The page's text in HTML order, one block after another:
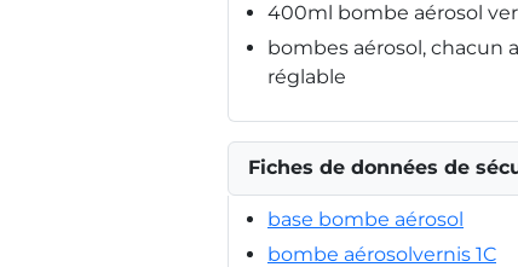
400ml bombe aérosol
bombes aérosol, chacun
réglable
Fiches de données de
base bombe aérosol
bombe aérosolvernis 1C